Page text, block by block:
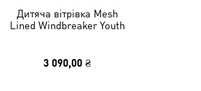
Дитяча вітрівка Mesh
Lined Windbreaker Youth
3 090,00 ₴